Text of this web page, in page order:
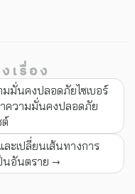
เรื่อง
มั่นคงปลอดภัยไซเบอร์
ความมั่นคงปลอดภัย
ต์
ะเปลี่ยนเส้นทางการ
นอันตราย →